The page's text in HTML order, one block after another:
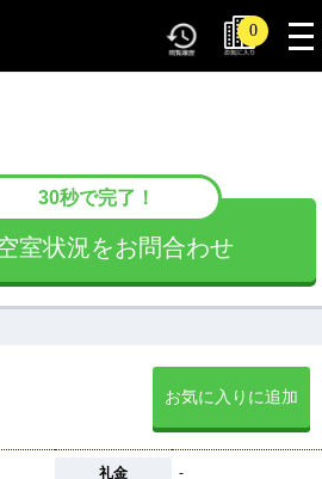
0
30秒で完了！
室状況をお問合わせ
お気に入りに追加
礼金 -